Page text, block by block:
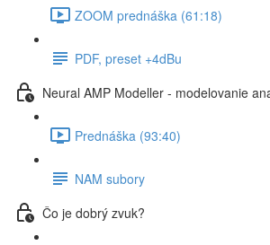
ZOOM prednáška (61:18)
PDF, preset +4dBu
Neural AMP Modeller - modelovanie
Prednáška (93:40)
NAM subory
Čo je dobrý zvuk?